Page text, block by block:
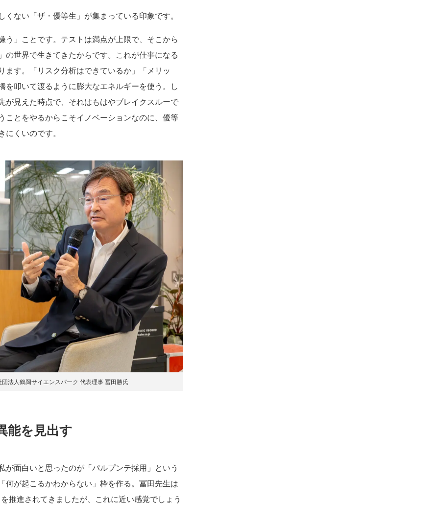
ない「ザ・優等生」が集まっている印象です。
う」ことです。テストは満点が上限で、そこから
の世界で生きてきたからです。これが仕事になる
ます。「リスク分析はできているか」「メリッ
を叩いて渡るように膨大なエネルギーを使う。し
が見えた時点で、それはもはやブレイクスルーで
ことをやるからこそイノベーションなのに、優等
くいのです。
法人鶴岡サイエンスパーク 代表理事 冨田勝氏
能を見出す
が面白いと思ったのが「パルプンテ採用」という
何が起こるかわからない」枠を作る。冨田先生は
推進されてきましたが、これに近い感覚でしょう